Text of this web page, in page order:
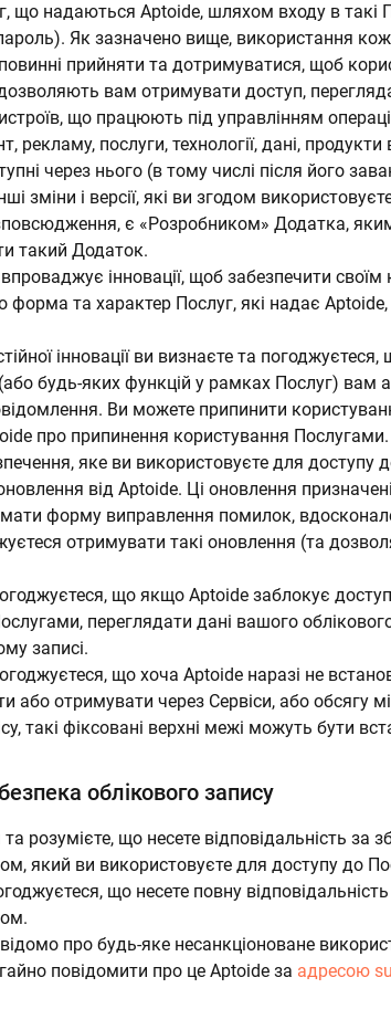
що надаються Aptoide, шляхом входу в
Як зазначено вище, використання
прийняти та дотримуватися, щоб
вам отримувати доступ,
що працюють під управлінням
рекламу, послуги, технології, дані,
через нього (в тому числі після його
зміни і версії, які ви згодом
є «Розробником» Додатка,
такий Додаток.
інновації, щоб забезпечити
форма та характер Послуг, які надає
інновації ви визнаєте та
будь-яких функцій у рамках Послуг)
Ви можете припинити
про припинення користування Послугами.
яке ви використовуєте для
від Aptoide. Ці оновлення
форму виправлення помилок,
отримувати такі оновлення (та
що якщо Aptoide заблокує
переглядати дані вашого
записі.
що хоча Aptoide наразі не
або отримувати через Сервіси, або обсягу
такі фіксовані верхні межі можуть бути
облікового запису
розумієте, що несете відповідальність за
який ви використовуєте для доступу до
що несете повну
про будь-яке несанкціоноване
повідомити про це Aptoide за адресою